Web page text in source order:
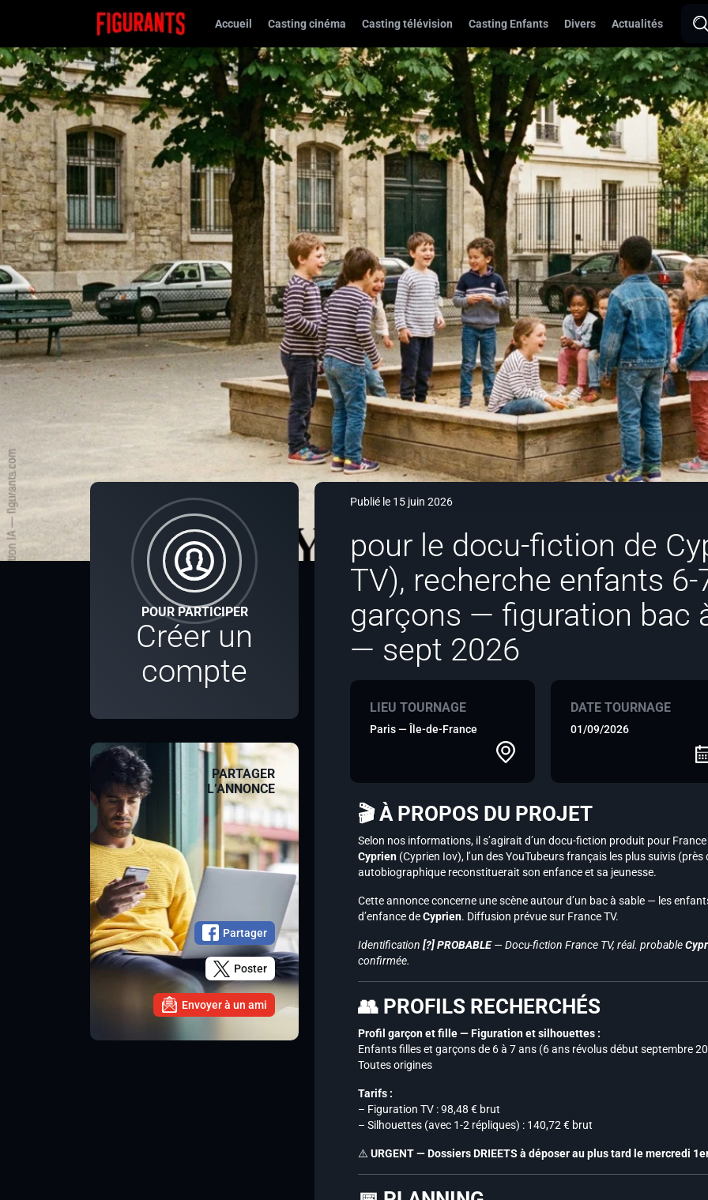
Accueil Casting cinéma Casting télévision Casting Enfants Divers Actualités
POUR PARTICIPER
Créer un
compte
PARTAGER
L’ANNONCE
Partager
Poster
Envoyer à un ami
Publié le 15 juin 2026
pour le docu-fiction de
TV), recherche enfants
garçons — figuration bac
— sept 2026
LIEU TOURNAGE
Paris — Île-de-France
DATE TOURNAGE
01/09/2026
🎬 À PROPOS DU PROJET
Selon nos informations, il s’agirait d’un docu-fiction produit pour
Cyprien (Cyprien Iov), l’un des YouTubeurs français les plus suivis
autobiographique reconstituerait son enfance et sa jeunesse.
Cette annonce concerne une scène autour d’un bac à sable — les
d’enfance deCyprien. Diffusion prévue sur France TV.
Identification [?] PROBABLE— Docu-fiction France TV, réal. probable
confirmée.
👥 PROFILS RECHERCHÉS
Profil garçon et fille — Figuration et silhouettes :
Enfants filles et garçons de 6 à 7 ans (6 ans révolus début septembre
Toutes origines
Tarifs :
– Figuration TV : 98,48 € brut
– Silhouettes (avec 1-2 répliques) : 140,72 € brut
⚠️ URGENT — Dossiers DRIEETS à déposer au plus tard le mercredi